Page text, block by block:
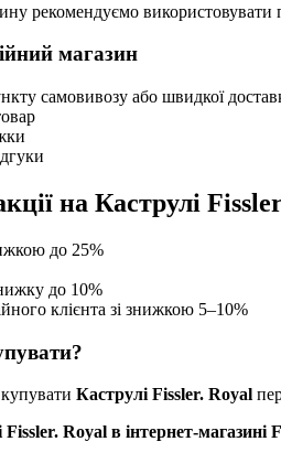
рекомендуємо використовувати
магазин
самовивозу або швидкої
на Каструлі
до 25%
до 10%
клієнта зі знижкою 5–10%
Каструлі Fissler. Royal
Royal в інтернет-магазині